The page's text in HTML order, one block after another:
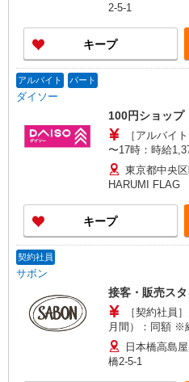
2-5-1
キープ
アルバイト パート
ダイソー
100円ショッ
［アルバイ
〜17時：時給
日祝：時給
円 土日祝7:00
東京都中央
HARUMI FLAG
キープ
契約社員
サボン
接客・販売ス
［契約社員
月間）：同額 ※
日本橋高島
橋2-5-1